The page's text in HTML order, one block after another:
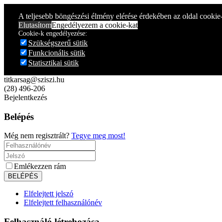
A teljesebb böngészési élmény elérése érdekében az oldal
ElutasítomEngedélyezem a cookie-kat
Cookie-k engedélyezése:
Szükségszerű sütik
Funkcionális sütik
Statisztikai sütik
titkarsag@sziszi.hu
(28) 496-206
Bejelentkezés
Belépés
Még nem regisztrált? Tegye meg most!
Emlékezzen rám
Elfelejtett jelszó
Elfelejtett felhasználónév